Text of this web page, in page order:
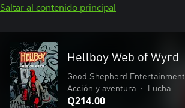
Saltar al contenido principal
Hellboy Web of Wyrd
Good Shepherd Entertainment
Acción y aventura
• Lucha
Q214.00